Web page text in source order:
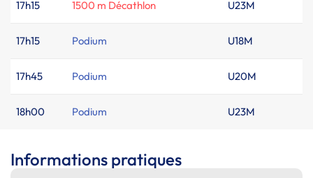
17h15 1500 m Décathlon U23M
17h15 Podium U18M
17h45 Podium U20M
18h00 Podium U23M
Informations pratiques